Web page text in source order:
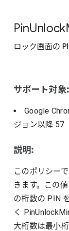
PinUnlock
ロック画面の
サポート対象:
Google
ジョン以降 57
説明:
このポリシー
きます。この
の桁数の PIN
く
大桁数は最小